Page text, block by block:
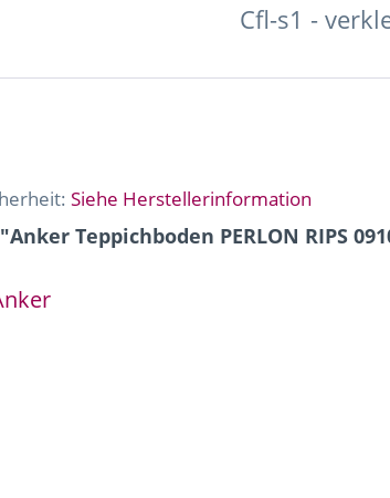
Cfl-s1 -
Siehe Herstellerinformation
Teppichboden PERLON RIPS